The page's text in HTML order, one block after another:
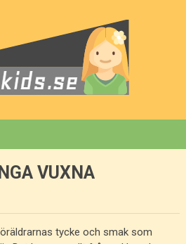
VUXNA
tycke och smak som